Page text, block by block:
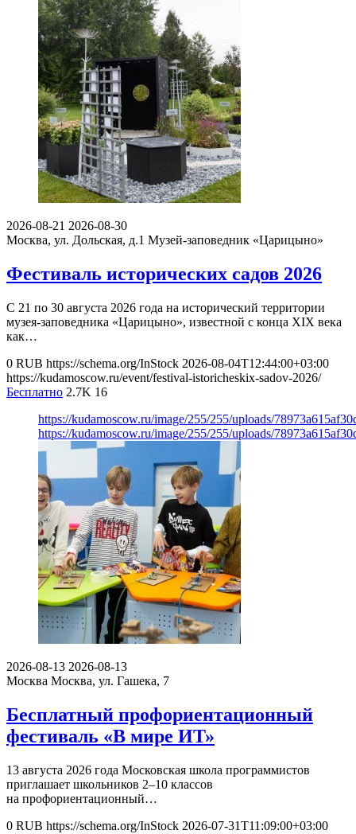
2026-08-21 2026-08-30
Москва, ул. Дольская, д.1 Музей-заповедник «Царицыно»
Фестиваль исторических садов 2026
С 21 по 30 августа 2026 года на исторический территории
музея-заповедника «Царицыно», известной с конца XIX века
как…
0 RUB https://schema.org/InStock 2026-08-04T12:44:00+03:00
https://kudamoscow.ru/event/festival-istoricheskix-sadov-2026/
Бесплатно 2.7K 16
https://kudamoscow.ru/image/255/255/uploads/
https://kudamoscow.ru/image/255/255/uploads/
2026-08-13 2026-08-13
Москва Москва, ул. Гашека, 7
Бесплатный профориентационный
фестиваль «В мире ИТ»
13 августа 2026 года Московская школа программистов
приглашает школьников 2–10 классов
на профориентационный…
0 RUB https://schema.org/InStock 2026-07-31T11:09:00+03:00